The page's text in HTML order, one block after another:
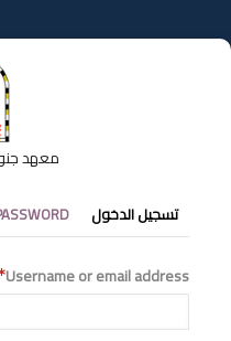
إلى
المحتوى
معهد
التبويبات
الأساسية
تسجيل الدخول
Username or email address